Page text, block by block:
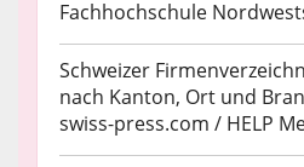
Fachhochschule
Schweizer
nach Kanton, Ort und
swiss-press.com / HELP